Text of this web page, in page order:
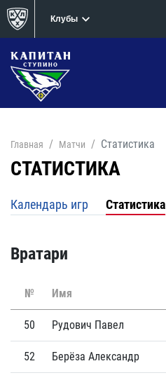
Клубы
Главная Матчи Статистика
СТАТИСТИКА
Календарь игр Статистика
Вратари
№ Имя
50 Рудович Павел
52 Берёза Александр